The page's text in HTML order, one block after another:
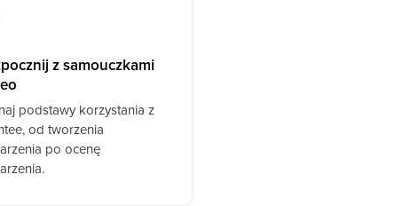
z samouczkami
podstawy korzystania z
od tworzenia
po ocenę